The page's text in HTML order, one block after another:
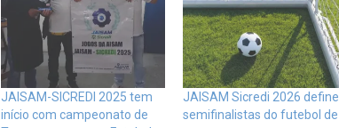
JAISAM-SICREDI 2025 tem
início com campeonato de
JAISAM Sicredi 2026 define
semifinalistas do futebol de